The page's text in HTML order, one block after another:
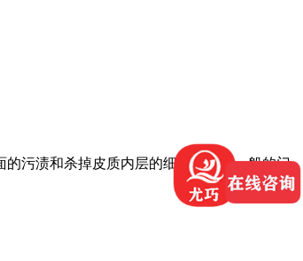
的污渍和杀掉皮质内层的细菌。现在一般的门